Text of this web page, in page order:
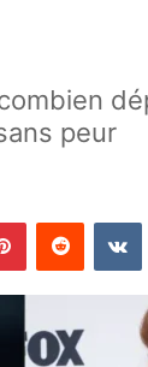
peur
PinterestReddit